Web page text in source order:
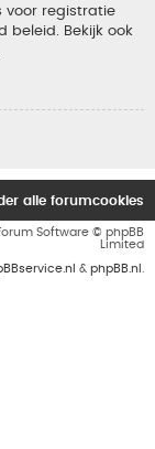
voor registratie
beleid. Bekijk ook
alle forumcookies
Software © phpBB
Limited
& phpBB.nl .